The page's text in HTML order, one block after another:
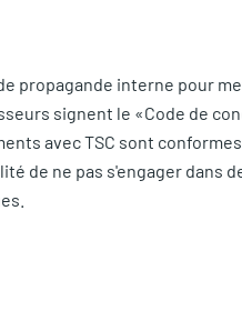
propagande interne pour
signent le «Code de
avec TSC sont
de ne pas s'engager dans